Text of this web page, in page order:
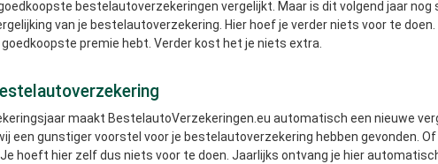
bestelautoverzekeringen vergelijkt. Maar is dit volgend jaar
van je bestelautoverzekering. Hier hoef je verder niets voor te
premie hebt. Verder kost het je niets extra.
maakt BestelautoVerzekeringen.eu automatisch een nieuwe
een gunstiger voorstel voor je bestelautoverzekering hebben gevonden.
hoeft hier zelf dus niets voor te doen. Jaarlijks ontvang je hier